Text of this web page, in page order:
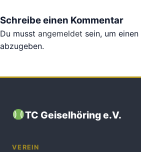
Schreibe einen Kommentar
Du musst angemeldet sein, um
abzugeben.
TC Geiselhöring e.V.
VEREIN